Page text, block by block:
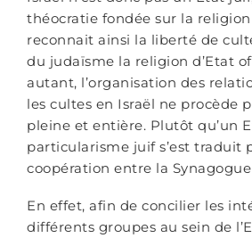
théocratie fondée sur la religion
reconnait ainsi la liberté de
du judaïsme la religion d’Etat
autant, l’organisation des
les cultes en Israël ne procède
pleine et entière. Plutôt qu’un
particularisme juif s’est traduit
coopération entre la Synagogue
En effet, afin de concilier les
différents groupes au sein de